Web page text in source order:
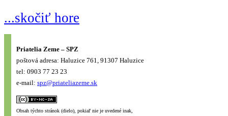
...skočiť hore
Priatelia Zeme – SPZ
poštová adresa: Haluzice 761, 91307 Haluzice
tel: 0903 77 23 23
e-mail: spz@priateliazeme.sk
Obsah týchto stránok (dielo), pokiaľ nie je uvedené inak,